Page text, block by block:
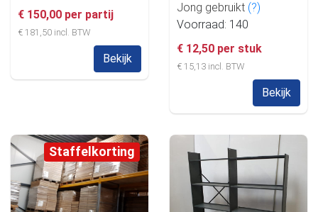
€ 150,00 per partij
€ 181,50 incl. BTW
Bekijk
Jong gebruikt (?)
Voorraad: 140
€ 12,50 per stuk
€ 15,13 incl. BTW
Bekijk
Staffelkorting